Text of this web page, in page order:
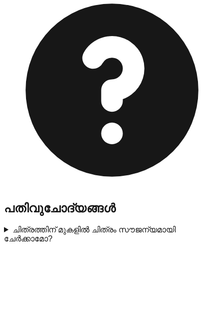
പതിവുചോദ്യങ്ങൾ
ചിത്രത്തിന് മുകളിൽ ചിത്രം സൗജന്യമായി
ചേർക്കാമോ?